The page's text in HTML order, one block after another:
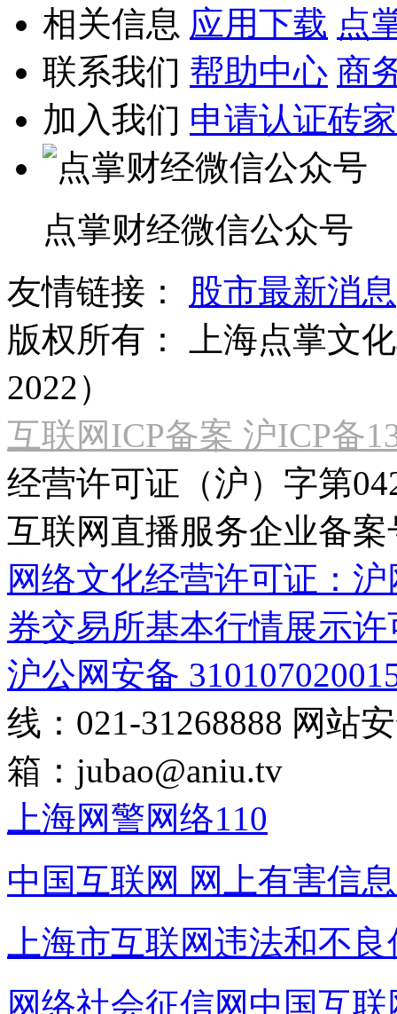
相关信息 应用下载 点
联系我们 帮助中心 商
加入我们 申请认证砖家
点掌财经微信公众号
友情链接：
股市最新消息
版权所有：
上海点掌文
2022）
互联网ICP备案 沪ICP备
经营许可证（沪）字第
互联网直播服务企业备案
网络文化经营许可证：
券交易所基本行情展示许
沪公网安备
线：021-31268888 网站
箱： jubao@aniu.tv
上海网警网络110
中国互联网 网上有害信
上海市互联网违法和不
网络社会征信网 中国互